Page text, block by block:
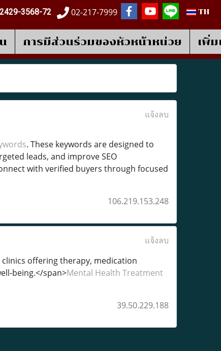
3568-72 02-217-7999 TH
การมีส่วนร่วมของหัวหน้าหน่วย เพิ่
แจ้งลบ
. These keywords are designed to
leads, and improve SEO
with verified buyers through focused
106.219.153.248
แจ้งลบ
offering therapy, medication
being.</span>Mental Health Treatment
39.50.229.188